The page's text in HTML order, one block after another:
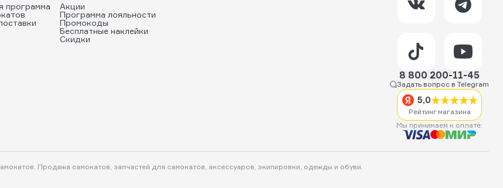
программа
Акции
Программа лояльности
Промокоды
Бесплатные наклейки
Скидки
8 800 200-11-45
Задать вопрос в Telegram
5,0
Рейтинг магазина
Мы принимаем к оплате:
Продажа самокатов, запчастей для самокатов, аксессуаров, экипировки, одежды и обуви.